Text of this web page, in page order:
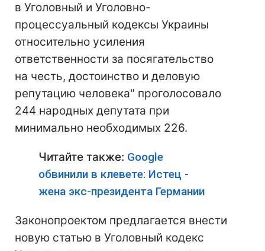
в Уголовный и Уголовно-
процессуальный кодексы Украины
относительно усиления
ответственности за посягательство
на честь, достоинство и деловую
репутацию человека" проголосовало
244 народных депутата при
минимально необходимых 226.
Читайте также: Google
обвинили в клевете: Истец -
жена экс-президента Германии
Законопроектом предлагается внести
новую статью в Уголовный кодекс